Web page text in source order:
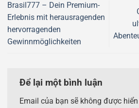
Brasil777 – Dein Premium-
Erlebnis mit herausragenden
hervorragenden
Gewinnmöglichkeiten
Để lại một bình luận
Email của bạn sẽ không được